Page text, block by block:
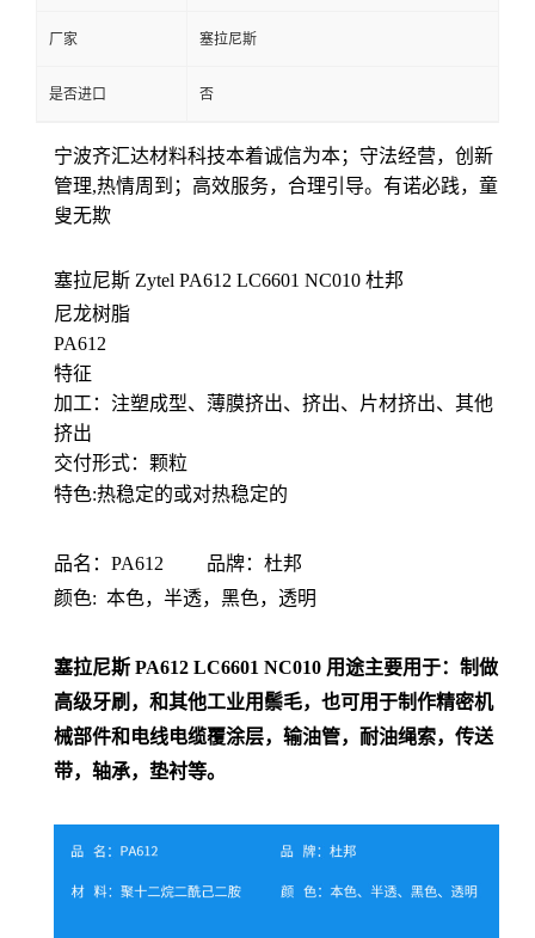
厂家 塞拉尼斯
是否进口 否
宁波齐汇达材料科技本着诚信为本；守法经营，创新
管理,热情周到；高效服务，合理引导。有诺必践，童
叟无欺
塞拉尼斯 Zytel PA612 LC6601 NC010 杜邦
尼龙树脂
PA612
特征
加工： 注塑成型、薄膜挤出、挤出、片材挤出、其他
挤出
交付形式： 颗粒
特色:热稳定的或对热稳定的
品名：PA612 品牌：杜邦
颜色: 本色，半透，黑色，透明
塞拉尼斯 PA612 LC6601 NC010 用途主要用于：制做
高级牙刷，和其他工业用鬃毛，也可用于制作精密机
械部件和电线电缆覆涂层，输油管，耐油绳索，传送
带，轴承，垫衬等。